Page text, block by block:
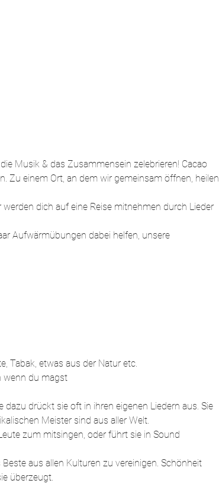
Musik & das Zusammensein zelebrieren! Cacao
Zu einem Ort, an dem wir gemeinsam öffnen, heilen
dich auf eine Reise mitnehmen durch Lieder
Aufwärmübungen dabei helfen, unsere
Tabak, etwas aus der Natur etc.
wenn du magst
drückt sie oft in ihren eigenen Liedern aus. Sie
Meister sind aus aller Welt.
zum mitsingen, oder führt sie in Sound
aus allen Kulturen zu vereinigen. Schönheit
überzeugt.